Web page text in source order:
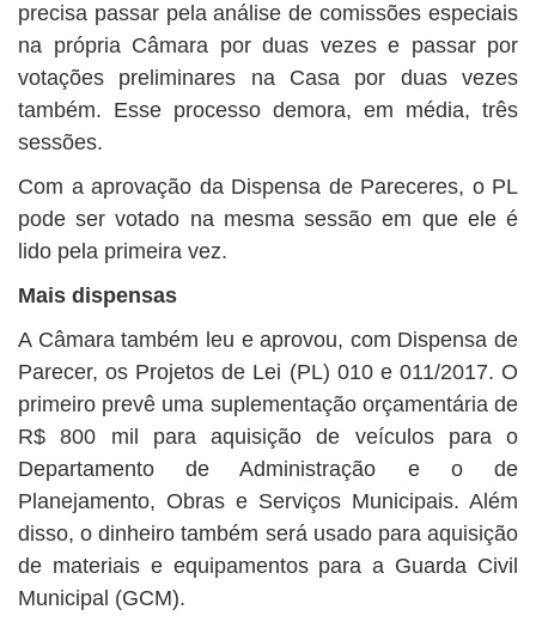
precisa passar pela análise de comissões especiais
na própria Câmara por duas vezes e passar por
votações preliminares na Casa por duas vezes
também. Esse processo demora, em média, três
sessões.
Com a aprovação da Dispensa de Pareceres, o PL
pode ser votado na mesma sessão em que ele é
lido pela primeira vez.
Mais dispensas
A Câmara também leu e aprovou, com Dispensa de
Parecer, os Projetos de Lei (PL) 010 e 011/2017. O
primeiro prevê uma suplementação orçamentária de
R$ 800 mil para aquisição de veículos para o
Departamento de Administração e o de
Planejamento, Obras e Serviços Municipais. Além
disso, o dinheiro também será usado para aquisição
de materiais e equipamentos para a Guarda Civil
Municipal (GCM).